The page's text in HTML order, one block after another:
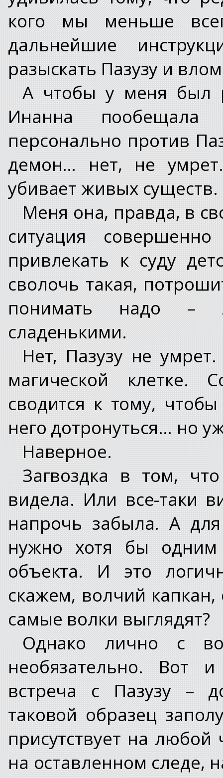
кого мы меньше
дальнейшие
разыскать Пазузу и
А чтобы у меня был
Инанна пообещала
персонально против
демон… нет, не
убивает живых существ.
Меня она, правда, в
ситуация
привлекать к суду
сволочь такая,
понимать надо –
сладенькими.
Нет, Пазузу не
магической клетке.
сводится к тому,
него дотронуться… но
Наверное.
Загвоздка в том,
видела. Или все-таки
напрочь забыла. А
нужно хотя бы одним
объекта. И это
скажем, волчий
самые волки выглядят?
Однако лично с
необязательно. Вот
встреча с Пазузу –
таковой образец
присутствует на
на оставленном следе,